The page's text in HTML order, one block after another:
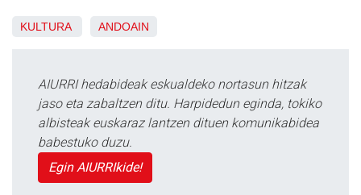
KULTURA ANDOAIN
AIURRI hedabideak eskualdeko nortasun hitzak
jaso eta zabaltzen ditu. Harpidedun eginda, tokiko
albisteak euskaraz lantzen dituen komunikabidea
babestuko duzu.
Egin AIURRIkide!